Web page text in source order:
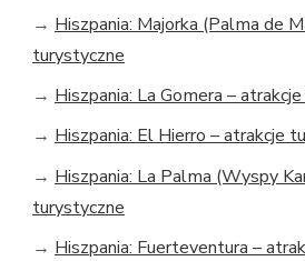
→ Hiszpania: Majorka (Palma de
turystyczne
→ Hiszpania: La Gomera –
→ Hiszpania: El Hierro – atrakcje
→ Hiszpania: La Palma (Wyspy
turystyczne
→ Hiszpania: Fuerteventura –